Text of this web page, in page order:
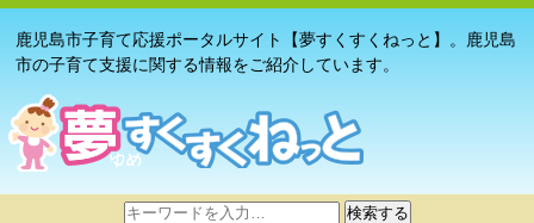
鹿児島市子育て応援ポータルサイト【夢すくすくねっと】。鹿児島
市の子育て支援に関する情報をご紹介しています。
サ
検索する